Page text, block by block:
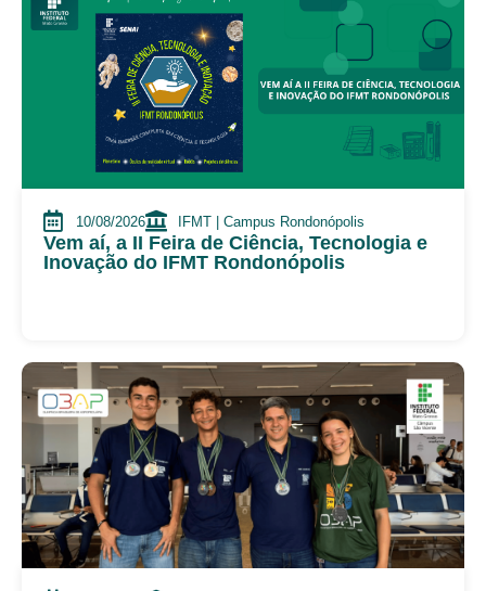
10/08/2026 IFMT | Campus Rondonópolis
Vem aí, a II Feira de Ciência, Tecnologia e
Inovação do IFMT Rondonópolis